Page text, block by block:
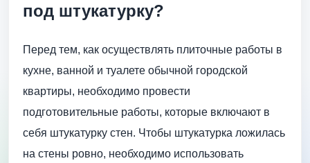
под штукатурку?
Перед тем, как осуществлять плиточные работы в
кухне, ванной и туалете обычной городской
квартиры, необходимо провести
подготовительные работы, которые включают в
себя штукатурку стен. Чтобы штукатурка ложилась
на стены ровно, необходимо использовать